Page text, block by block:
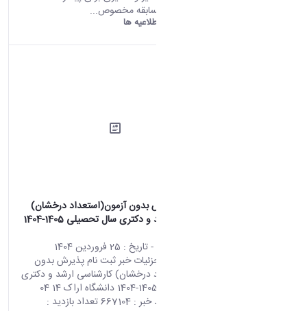
هستی، این مسابقه مخصوص...
اطلاعیه ها
ثبت نام پذیرش بدون آزمون(استعداد درخشان)
کارشناسی ارشد و دکتری سال تحصیلی 1405-1404
- تاریخ : 25 فروردین 1404
صفحه اصلی جزئیات خبر ثبت نام پذیرش بدون
آزمون(استعداد درخشان) کارشناسی ارشد و دکتری
سال تحصیلی 1405-1404 دانشگاه اراک 14 04
2025 07:12 کد خبر : 667104 تعداد بازدید :